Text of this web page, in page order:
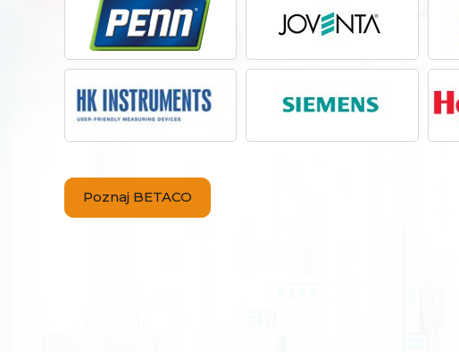
Poznaj BETACO